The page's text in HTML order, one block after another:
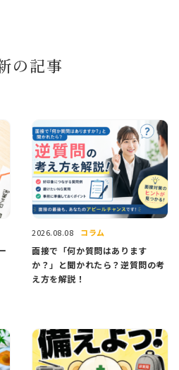
の記事
2026.08.08 コラム
面接で「何か質問はあります
か？」と聞かれたら？逆質問の考
え方を解説！